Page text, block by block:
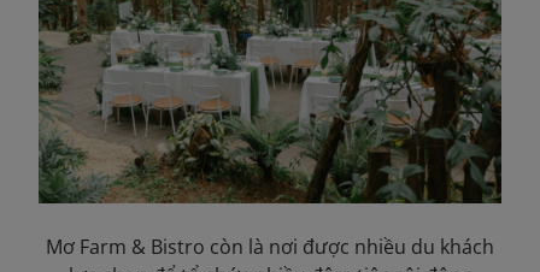
Mơ Farm & Bistro còn là nơi được nhiều du khách